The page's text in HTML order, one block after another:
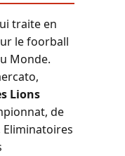
traite en
le foorball
Monde.
Lions
de
Eliminatoires